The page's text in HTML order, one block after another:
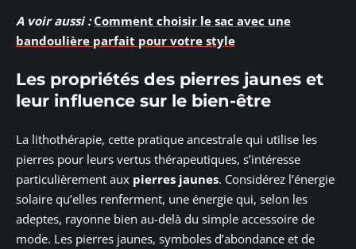
A voir aussi : Comment choisir le sac avec une
bandoulière parfait pour votre style
Les propriétés des pierres jaunes et
leur influence sur le bien-être
La lithothérapie, cette pratique ancestrale qui utilise les
pierres pour leurs vertus thérapeutiques, s’intéresse
particulièrement aux pierres jaunes. Considérez l’énergie
solaire qu’elles renferment, une énergie qui, selon les
adeptes, rayonne bien au-delà du simple accessoire de
mode. Les pierres jaunes, symboles d’abondance et de